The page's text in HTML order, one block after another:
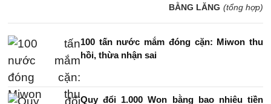
BẰNG LĂNG (tổng hợp)
100 tấn nước mắm đóng cặn: Miwon thu
hồi, thừa nhận sai
Quy đổi 1.000 Won bằng bao nhiêu tiền